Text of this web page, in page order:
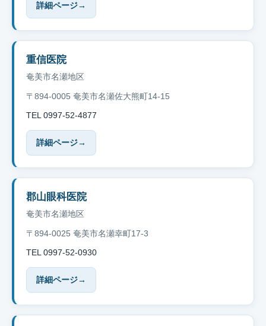
詳細ページ→
重信医院
奄美市名瀬地区
〒894-0005 奄美市名瀬佐大熊町14-15
TEL 0997-52-4877
詳細ページ→
郡山眼科医院
奄美市名瀬地区
〒894-0025 奄美市名瀬幸町17-3
TEL 0997-52-0930
詳細ページ→